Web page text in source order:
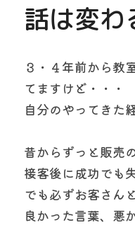
話は変わ
３・４年前から教
てますけど・・・
自分のやってきた
昔からずっと販売
接客後に成功でも
でも必ずお客さん
良かった言葉、悪